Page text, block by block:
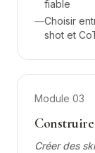
fiable
—Choisir
shot et
Module 03
Créer des